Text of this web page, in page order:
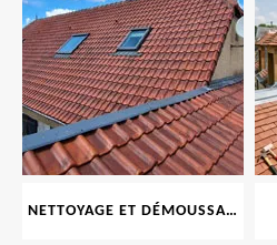
NETTOYAGE ET DÉMOUSSAGE DE TOITURE ET FAÇADE 69